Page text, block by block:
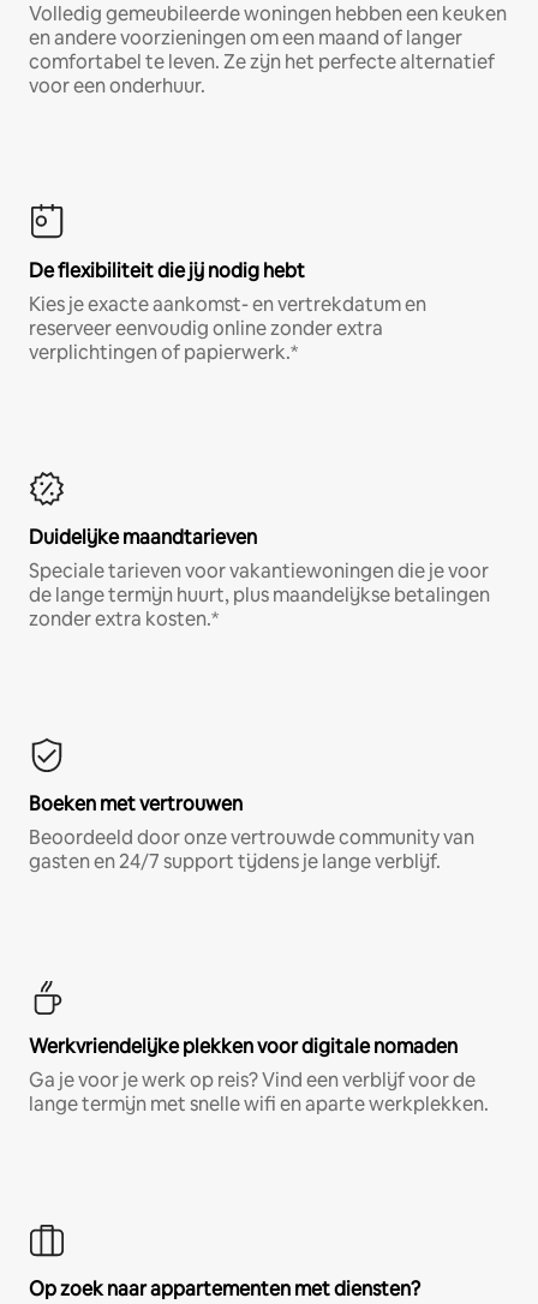
Volledig gemeubileerde woningen hebben een keuken
en andere voorzieningen om een maand of langer
comfortabel te leven. Ze zijn het perfecte alternatief
voor een onderhuur.
De flexibiliteit die jij nodig hebt
Kies je exacte aankomst- en vertrekdatum en
reserveer eenvoudig online zonder extra
verplichtingen of papierwerk.*
Duidelijke maandtarieven
Speciale tarieven voor vakantiewoningen die je voor
de lange termijn huurt, plus maandelijkse betalingen
zonder extra kosten.*
Boeken met vertrouwen
Beoordeeld door onze vertrouwde community van
gasten en 24/7 support tijdens je lange verblijf.
Werkvriendelijke plekken voor digitale nomaden
Ga je voor je werk op reis? Vind een verblijf voor de
lange termijn met snelle wifi en aparte werkplekken.
Op zoek naar appartementen met diensten?